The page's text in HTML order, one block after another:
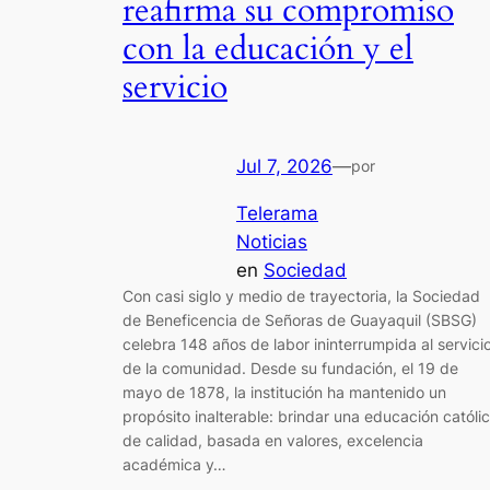
reafirma su compromiso
con la educación y el
servicio
Jul 7, 2026—por
Telerama
Noticias
en Sociedad
Con casi siglo y medio de trayectoria, la Sociedad
de Beneficencia de Señoras de Guayaquil (SBSG)
celebra 148 años de labor ininterrumpida al
de la comunidad. Desde su fundación, el 19 de
mayo de 1878, la institución ha mantenido un
propósito inalterable: brindar una educación
de calidad, basada en valores, excelencia
académica y…